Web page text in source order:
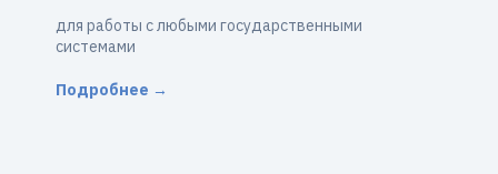
для работы с любыми государственными
системами
Подробнее →